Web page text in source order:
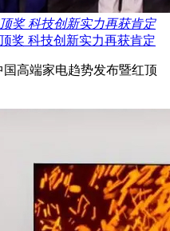
奖 科技创新实力再获肯定
奖 科技创新实力再获肯定
国高端家电趋势发布暨红顶